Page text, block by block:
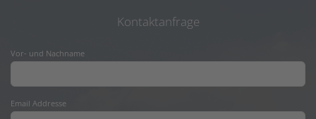
Kontaktanfrage
Vor- und Nachname
Email Addresse